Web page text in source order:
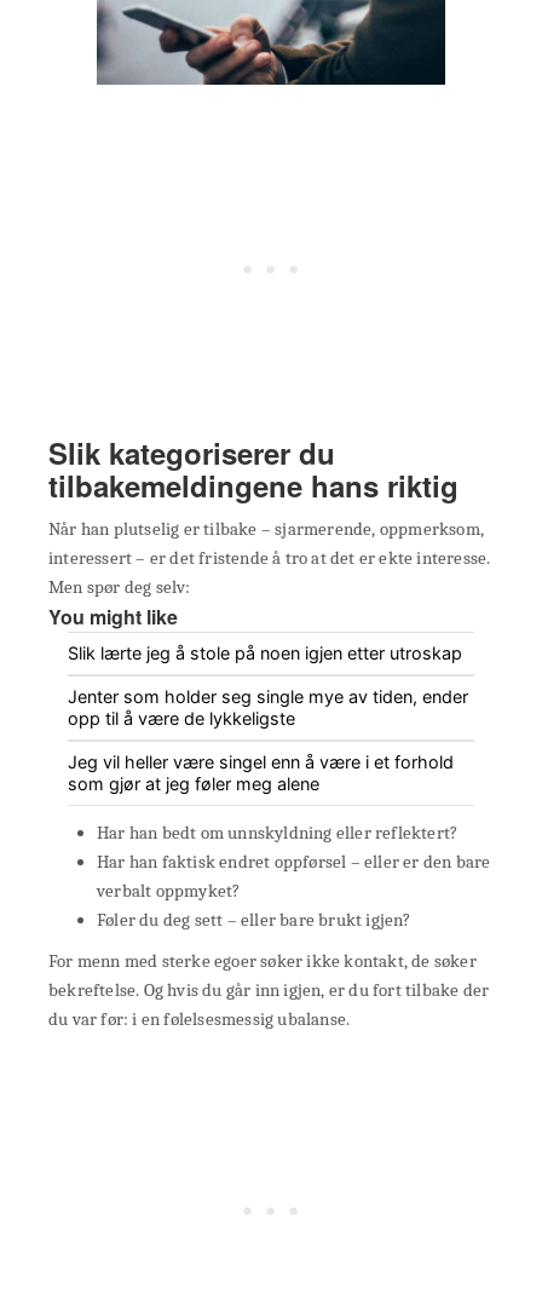
Slik kategoriserer du
tilbakemeldingene hans riktig
Når han plutselig er tilbake – sjarmerende, oppmerksom,
interessert – er det fristende å tro at det er ekte interesse.
Men spør deg selv:
You might like
Slik lærte jeg å stole på noen igjen etter utroskap
Jenter som holder seg single mye av tiden, ender
opp til å være de lykkeligste
Jeg vil heller være singel enn å være i et forhold
som gjør at jeg føler meg alene
Har han bedt om unnskyldning eller reflektert?
Har han faktisk endret oppførsel – eller er den bare
verbalt oppmyket?
Føler du deg sett – eller bare brukt igjen?
For menn med sterke egoer søker ikke kontakt, de søker
bekreftelse. Og hvis du går inn igjen, er du fort tilbake der
du var før: i en følelsesmessig ubalanse.